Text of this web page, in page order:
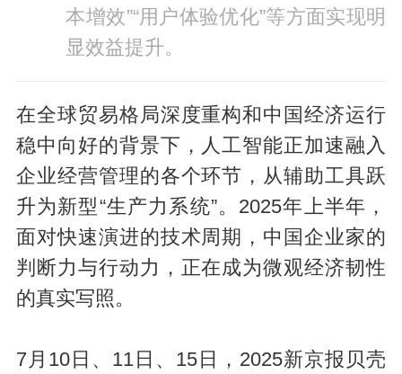
本增效”“用户体验优化”等方面实现明
显效益提升。
在全球贸易格局深度重构和中国经济运行
稳中向好的背景下，人工智能正加速融入
企业经营管理的各个环节，从辅助工具跃
升为新型“生产力系统”。2025年上半年，
面对快速演进的技术周期，中国企业家的
判断力与行动力，正在成为微观经济韧性
的真实写照。
7月10日、11日、15日，2025新京报贝壳